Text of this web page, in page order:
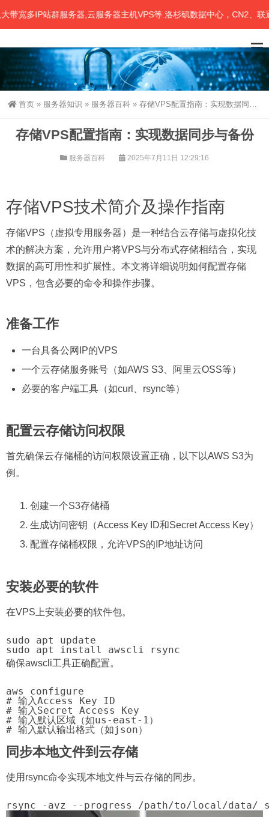
多IP站群服务器,云服务器主机VPS等.洛杉矶数据中心，CN2、联通
首页 » 服务器知识 » 服务器百科 » 存储VPS配置指南：实现数据同步与备份
存储VPS配置指南：实现数据同步与备份
服务器百科 2025年7月11日 12:29:16
存储VPS技术简介及操作指南
存储VPS（虚拟专用服务器）是一种结合云存储与虚拟化技
术的解决方案，允许用户将VPS与分布式存储相结合，实现
数据的高可用性和扩展性。本文将详细说明如何配置存储
VPS，包含必要的命令和操作步骤。
准备工作
一台具备公网IP的VPS
一个云存储服务账号（如AWS S3、阿里云OSS等）
必要的客户端工具（如curl、rsync等）
配置云存储访问权限
首先确保云存储桶的访问权限设置正确，以下以AWS S3为
例。
创建一个S3存储桶
生成访问密钥（Access Key ID和Secret Access Key）
配置存储桶权限，允许VPS的IP地址访问
安装必要的软件
在VPS上安装必要的软件包。
sudo apt update
sudo apt install awscli rsync
确保awscli工具正确配置。
aws configure
# 输入Access Key ID
# 输入Secret Access Key
# 输入默认区域（如us-east-1）
# 输入默认输出格式（如json）
同步本地文件到云存储
使用rsync命令实现本地文件与云存储的同步。
rsync -avz --progress /path/to/local/data/